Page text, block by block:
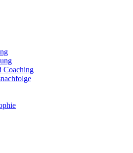
Coaching